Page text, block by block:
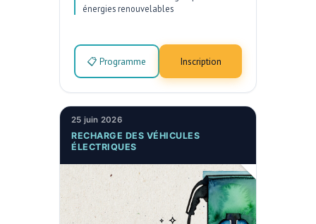
énergies renouvelables
📋 Programme Inscription
25 juin 2026
RECHARGE DES VÉHICULES
ÉLECTRIQUES